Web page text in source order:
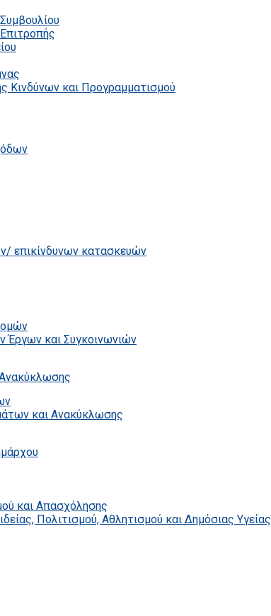
Κινδύνων και Προγραμματισμού
επικίνδυνων κατασκευών
Έργων και Συγκοινωνιών
και Ανακύκλωσης
και Απασχόλησης
Πολιτισμού, Αθλητισμού και Δημόσιας Υγείας